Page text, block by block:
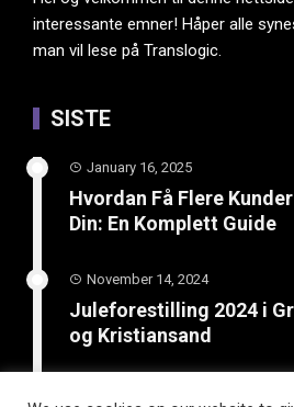
interessante emner! Håper alle
man vil lese på Translogic.
SISTE
January 16, 2025
Hvordan Få Flere
Din: En Komplett Guide
November 14, 2024
Juleforestilling 2024 i
og Kristiansand